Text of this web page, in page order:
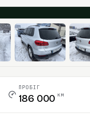
ПРОБІГ
186 000 км